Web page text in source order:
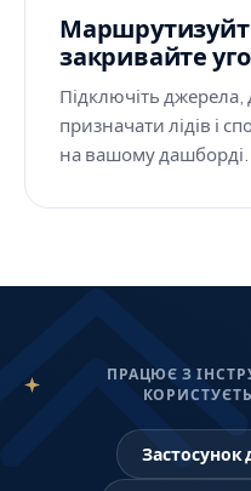
Маршрутизуйте
закривайте
Підключіть джерела,
призначати лідів і
на вашому дашборді.
ПРАЦЮЄ З
Застосунок